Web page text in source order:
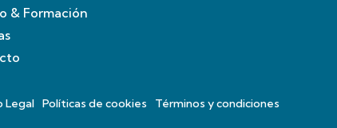
& Formación
Legal Políticas de cookies Términos y condiciones